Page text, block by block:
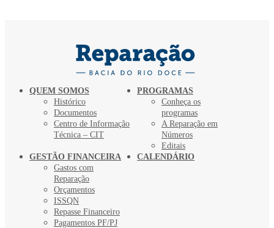
QUEM SOMOS
Histórico
Documentos
Centro de Informação
Técnica – CIT
PROGRAMAS
Conheça os
programas
A Reparação em
Números
Editais
GESTÃO FINANCEIRA
Gastos com
Reparação
Orçamentos
ISSQN
Repasse Financeiro
Pagamentos PF/PJ
CALENDÁRIO